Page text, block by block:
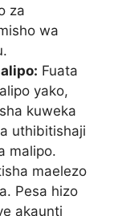
za
wa
Fuata
yako,
kuweka
uthibitishaji
malipo.
maelezo
Pesa hizo
akaunti